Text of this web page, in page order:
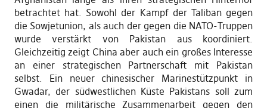
betrachtet hat. Sowohl der Kampf der Taliban gegen
die Sowjetunion, als auch der gegen die NATO-Truppen
wurde verstärkt von Pakistan aus koordiniert.
Gleichzeitig zeigt China aber auch ein großes Interesse
an einer strategischen Partnerschaft mit Pakistan
selbst. Ein neuer chinesischer Marinestützpunkt in
Gwadar, der südwestlichen Küste Pakistans soll zum
einen die militärische Zusammenarbeit gegen den